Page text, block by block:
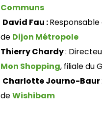
Communs
David Fau :
de Dijon Métropole
Thierry Chardy:
Mon Shopping, filiale du
Charlotte Journo-Baur
deWishibam